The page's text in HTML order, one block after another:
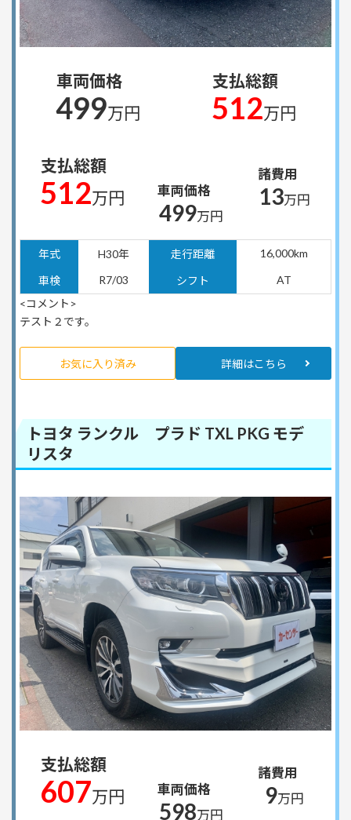
車両価格
499万円
支払総額
512万円
支払総額
512万円 車両価格
499万円
諸費用
13万円
年式 H30年 走行距離 16,000km
車検 R7/03 シフト
AT
<コメント>
テスト２です。
お気に入り済み 詳細はこちら
トヨタ ランクル プラド TXL PKG モデ
リスタ
支払総額
607万円 車両価格
598万円
諸費用
9万円